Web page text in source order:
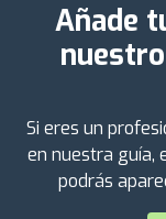
Añade
Si eres un
en nuestra guía,
podrás